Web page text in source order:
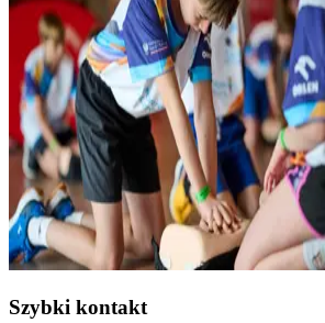
Szybki kontakt